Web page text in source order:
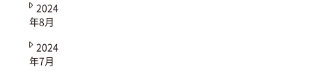
2024
年8月
2024
年7月